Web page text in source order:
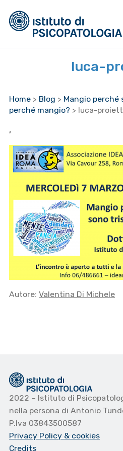
luca-
Home > Blog > Mangio
perché mangio? > luca-
,
Autore: Valentina Di Michele
2022 – Istituto di
nella persona di Antonio
P.Iva 03843500587
Privacy Policy & cookies
Credits